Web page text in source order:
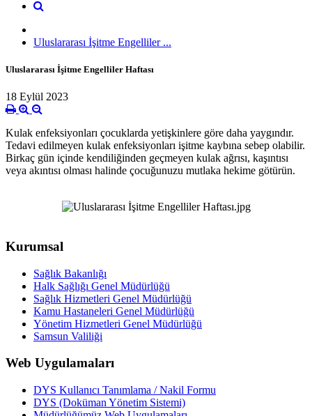
Uluslararası İşitme Engelliler ...
Uluslararası İşitme Engelliler Haftası
18 Eylül 2023
Kulak enfeksiyonları çocuklarda yetişkinlere göre daha yaygındır.
Tedavi edilmeyen kulak enfeksiyonları işitme kaybına sebep olabilir.
Birkaç gün içinde kendiliğinden geçmeyen kulak ağrısı, kaşıntısı
veya akıntısı olması halinde çocuğunuzu mutlaka hekime götürün.
Kurumsal
Sağlık Bakanlığı
Halk Sağlığı Genel Müdürlüğü
Sağlık Hizmetleri Genel Müdürlüğü
Kamu Hastaneleri Genel Müdürlüğü
Yönetim Hizmetleri Genel Müdürlüğü
Samsun Valiliği
Web Uygulamaları
DYS Kullanıcı Tanımlama / Nakil Formu
DYS (Doküman Yönetim Sistemi)